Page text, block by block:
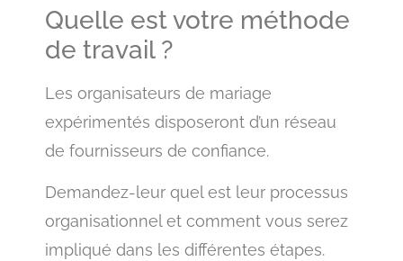
Quelle est votre méthode
de travail ?
Les organisateurs de mariage
expérimentés disposeront d’un réseau
de fournisseurs de confiance.
Demandez-leur quel est leur processus
organisationnel et comment vous serez
impliqué dans les différentes étapes.